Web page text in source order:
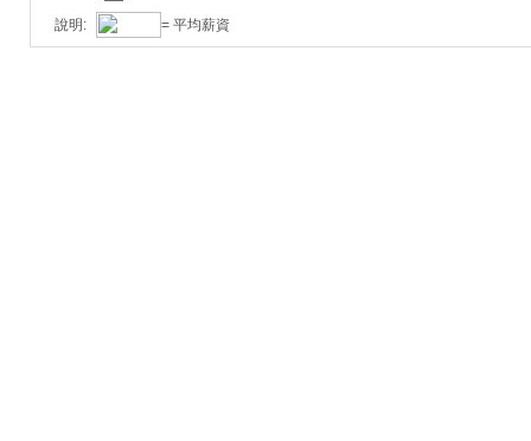
說明: = 平均薪資